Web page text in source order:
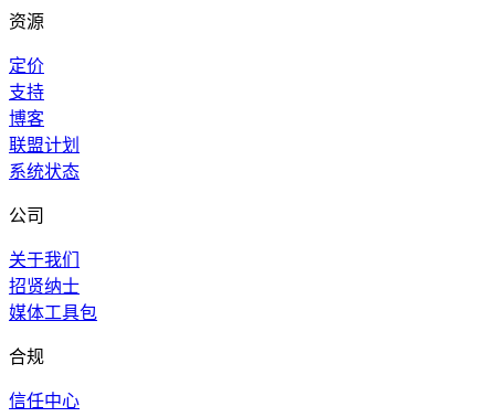
资源
定价
支持
博客
联盟计划
系统状态
公司
关于我们
招贤纳士
媒体工具包
合规
信任中心